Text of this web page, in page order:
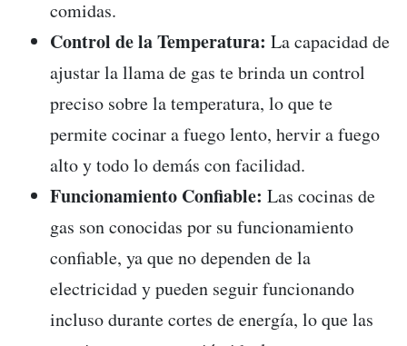
comidas.
Control de la Temperatura: La capacidad de
ajustar la llama de gas te brinda un control
preciso sobre la temperatura, lo que te
permite cocinar a fuego lento, hervir a fuego
alto y todo lo demás con facilidad.
Funcionamiento Confiable: Las cocinas de
gas son conocidas por su funcionamiento
confiable, ya que no dependen de la
electricidad y pueden seguir funcionando
incluso durante cortes de energía, lo que las